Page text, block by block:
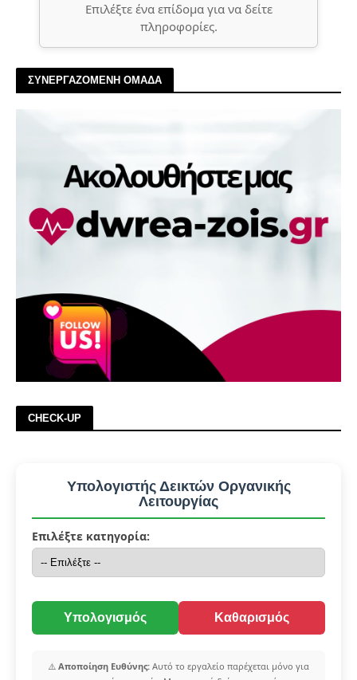
Επιλέξτε ένα επίδομα για να δείτε
πληροφορίες.
ΣΥΝΕΡΓΑΖΟΜΕΝΗ ΟΜΑΔΑ
CHECK-UP
Υπολογιστής Δεικτών Οργανικής
Λειτουργίας
Επιλέξτε κατηγορία:
Υπολογισμός Καθαρισμός
⚠️ Αποποίηση Ευθύνης: Αυτό το εργαλείο παρέχεται μόνο για